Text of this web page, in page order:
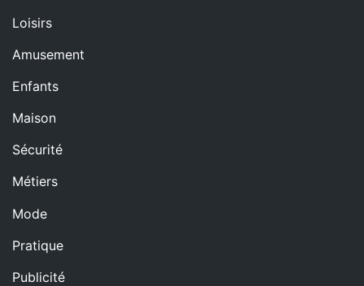
Loisirs
Amusement
Enfants
Maison
Sécurité
Métiers
Mode
Pratique
Publicité